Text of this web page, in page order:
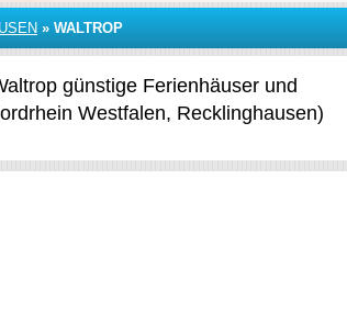
» WALTROP
günstige Ferienhäuser und
Westfalen, Recklinghausen)